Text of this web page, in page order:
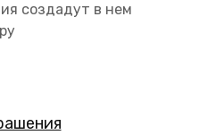
создадут в нем